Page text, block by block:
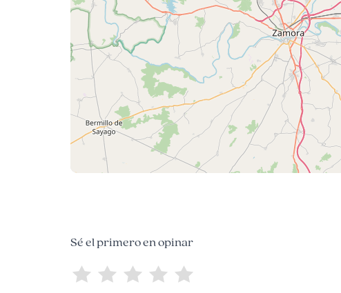
Sé el primero en opinar